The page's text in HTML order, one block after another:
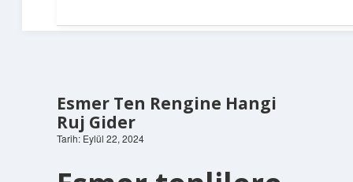
Esmer Ten Rengine Hangi
Ruj Gider
Tarih: Eylül 22, 2024